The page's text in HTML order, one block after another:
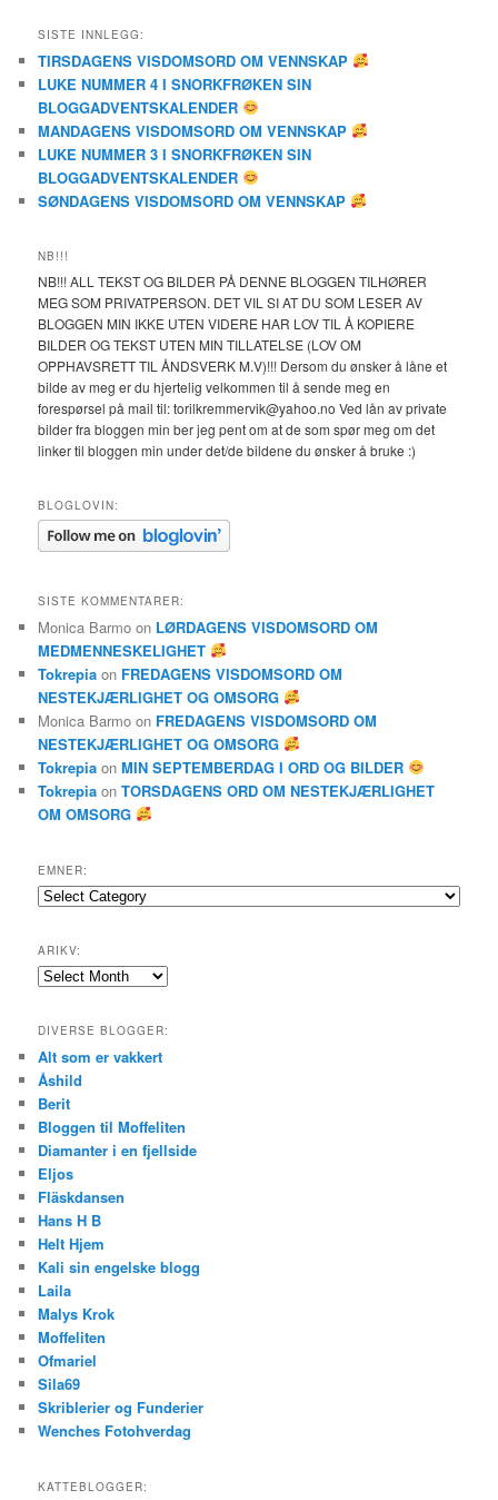
SISTE INNLEGG:
TIRSDAGENS VISDOMSORD OM VENNSKAP
LUKE NUMMER 4 I SNORKFRØKEN SIN
BLOGGADVENTSKALENDER
MANDAGENS VISDOMSORD OM VENNSKAP
LUKE NUMMER 3 I SNORKFRØKEN SIN
BLOGGADVENTSKALENDER
SØNDAGENS VISDOMSORD OM VENNSKAP
NB!!!
NB!!! ALL TEKST OG BILDER PÅ DENNE BLOGGEN TILHØRER
MEG SOM PRIVATPERSON. DET VIL SI AT DU SOM LESER AV
BLOGGEN MIN IKKE UTEN VIDERE HAR LOV TIL Å KOPIERE
BILDER OG TEKST UTEN MIN TILLATELSE (LOV OM
OPPHAVSRETT TIL ÅNDSVERK M.V)!!! Dersom du ønsker å låne et
bilde av meg er du hjertelig velkommen til å sende meg en
forespørsel på mail til: torilkremmervik@yahoo.no Ved lån av private
bilder fra bloggen min ber jeg pent om at de som spør meg om det
linker til bloggen min under det/de bildene du ønsker å bruke :)
BLOGLOVIN:
SISTE KOMMENTARER:
Monica Barmo on LØRDAGENS VISDOMSORD OM
MEDMENNESKELIGHET
Tokrepia on FREDAGENS VISDOMSORD OM
NESTEKJÆRLIGHET OG OMSORG
Monica Barmo on FREDAGENS VISDOMSORD OM
NESTEKJÆRLIGHET OG OMSORG
Tokrepia onMIN SEPTEMBERDAG I ORD OG BILDER
Tokrepia onTORSDAGENS ORD OM NESTEKJÆRLIGHET
OM OMSORG
EMNER:
Emner:
ARIKV:
Arikv:
DIVERSE BLOGGER:
Alt som er vakkert
Åshild
Berit
Bloggen til Moffeliten
Diamanter i en fjellside
Eljos
Fläskdansen
Hans H B
Helt Hjem
Kali sin engelske blogg
Laila
Malys Krok
Moffeliten
Ofmariel
Sila69
Skriblerier og Funderier
Wenches Fotohverdag
KATTEBLOGGER: